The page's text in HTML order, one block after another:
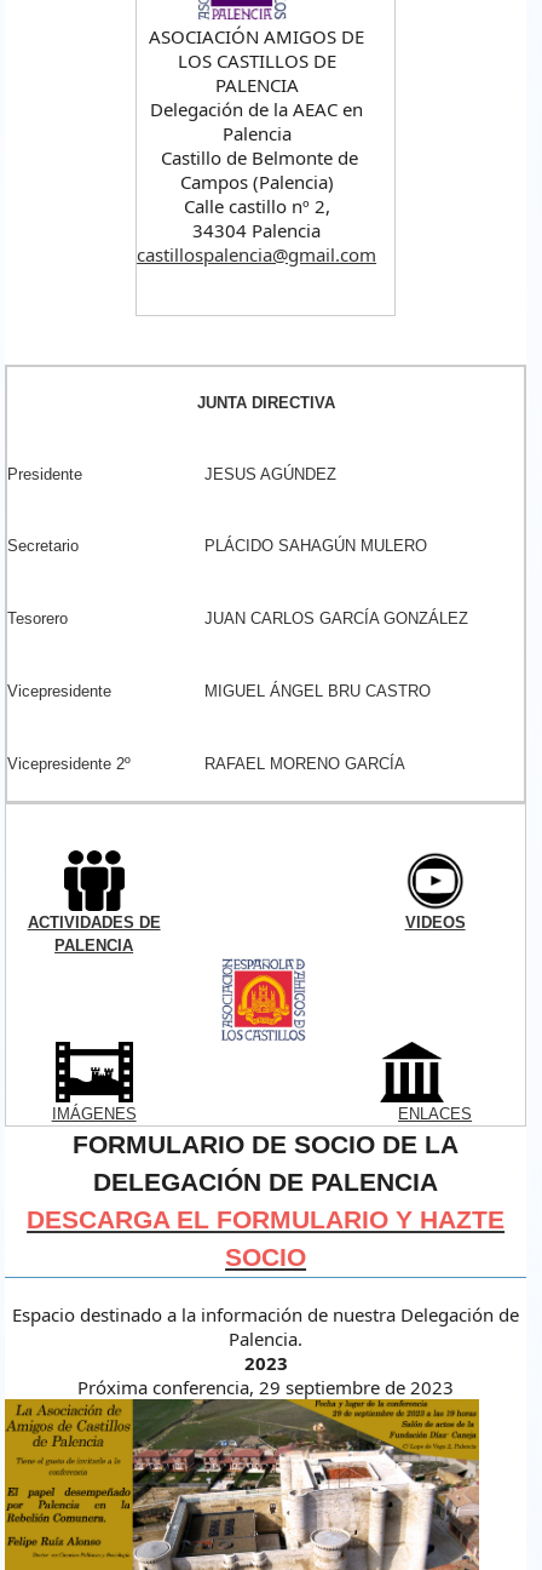
ASOCIACIÓN AMIGOS DE
LOS CASTILLOS DE
PALENCIA
Delegación de la AEAC en
Palencia
Castillo de Belmonte de
Campos (Palencia)
Calle castillo nº 2,
34304 Palencia
castillospalencia@gmail.com
JUNTA DIRECTIVA
Presidente JESUS AGÚNDEZ
Secretario PLÁCIDO SAHAGÚN MULERO
Tesorero JUAN CARLOS GARCÍA GONZÁLEZ
Vicepresidente MIGUEL ÁNGEL BRU CASTRO
Vicepresidente 2º RAFAEL MORENO GARCÍA
ACTIVIDADES DE
PALENCIA
VIDEOS
icono_archivo.png
IMÁGENES ENLACES
FORMULARIO DE SOCIO DE LA
DELEGACIÓN DE PALENCIA
DESCARGA EL FORMULARIO Y HAZTE
SOCIO
Espacio destinado a la información de nuestra Delegación de
Palencia.
2023
Próxima conferencia, 29 septiembre de 2023
felipe_ruiz_alonso_copia.jpg